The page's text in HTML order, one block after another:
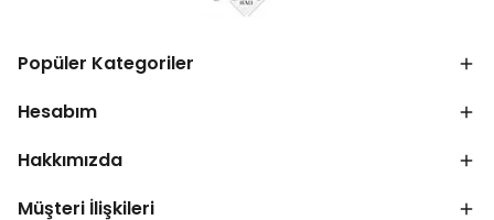
Popüler Kategoriler
Hesabım
Hakkımızda
Müşteri İlişkileri